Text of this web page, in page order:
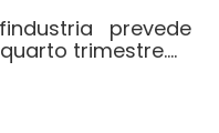
prevede
trimestre....